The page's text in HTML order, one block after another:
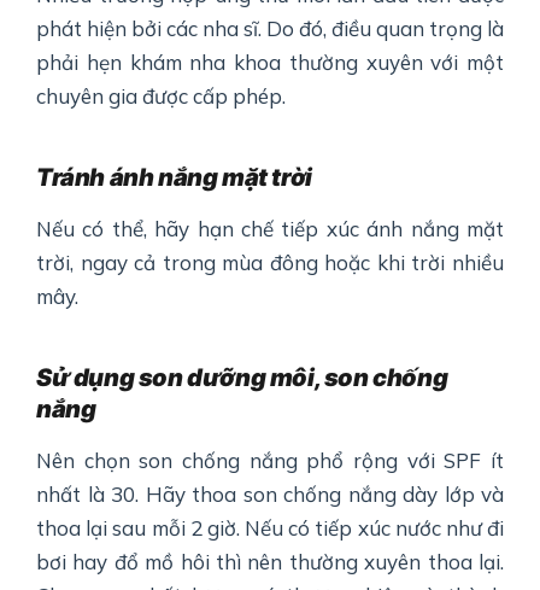
phát hiện bởi các nha sĩ. Do đó, điều quan trọng là
phải hẹn khám nha khoa thường xuyên với một
chuyên gia được cấp phép.
Tránh ánh nắng mặt trời
Nếu có thể, hãy hạn chế tiếp xúc ánh nắng mặt
trời, ngay cả trong mùa đông hoặc khi trời nhiều
mây.
Sử dụng son dưỡng môi, son chống
nắng
Nên chọn son chống nắng phổ rộng với SPF ít
nhất là 30. Hãy thoa son chống nắng dày lớp và
thoa lại sau mỗi 2 giờ. Nếu có tiếp xúc nước như đi
bơi hay đổ mồ hôi thì nên thường xuyên thoa lại.